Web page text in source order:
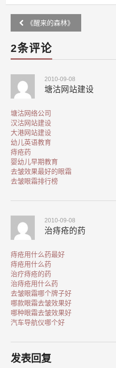
Post
navigation
《醒来的森林》
2条评论
2010-09-08
塘沽网站建设
塘沽网络公司
汉沽网站建设
大港网站建设
幼儿英语教育
痔疮药
婴幼儿早期教育
去皱效果最好的眼霜
去皱眼霜排行榜
2010-09-08
治痔疮的药
痔疮用什么药最好
痔疮用什么药
治疗痔疮的药
治痔疮用什么药
去皱眼霜哪个牌子好
哪款眼霜去皱效果好
哪种眼霜去皱效果好
汽车导航仪哪个好
发表回复